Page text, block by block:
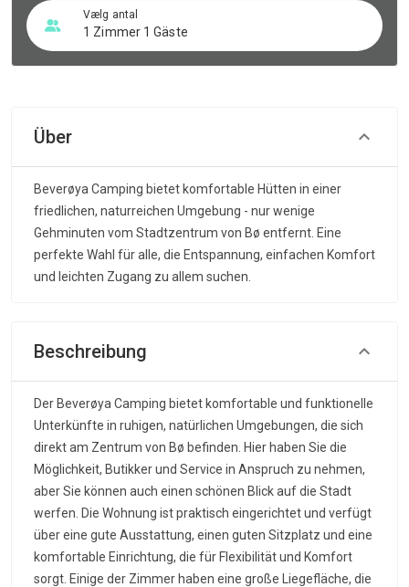
Vælg antal
1 Zimmer 1 Gäste
Über
Beverøya Camping bietet komfortable Hütten in einer
friedlichen, naturreichen Umgebung - nur wenige
Gehminuten vom Stadtzentrum von Bø entfernt. Eine
perfekte Wahl für alle, die Entspannung, einfachen Komfort
und leichten Zugang zu allem suchen.
Beschreibung
Der Beverøya Camping bietet komfortable und funktionelle
Unterkünfte in ruhigen, natürlichen Umgebungen, die sich
direkt am Zentrum von Bø befinden. Hier haben Sie die
Möglichkeit, Butikker und Service in Anspruch zu nehmen,
aber Sie können auch einen schönen Blick auf die Stadt
werfen. Die Wohnung ist praktisch eingerichtet und verfügt
über eine gute Ausstattung, einen guten Sitzplatz und eine
komfortable Einrichtung, die für Flexibilität und Komfort
sorgt. Einige der Zimmer haben eine große Liegefläche, die